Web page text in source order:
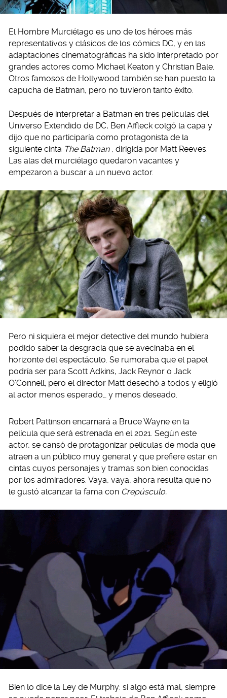
El Hombre Murciélago es uno de los héroes más
representativos y clásicos de los cómics DC, y en las
adaptaciones cinematográficas ha sido interpretado por
grandes actores como Michael Keaton y Christian Bale.
Otros famosos de Hollywood también se han puesto la
capucha de Batman, pero no tuvieron tanto éxito.
Después de interpretar a Batman en tres películas del
Universo Extendido de DC, Ben Affleck colgó la capa y
dijo que no participaría como protagonista de la
siguiente cinta The Batman , dirigida por Matt Reeves.
Las alas del murciélago quedaron vacantes y
empezaron a buscar a un nuevo actor.
Pero ni siquiera el mejor detective del mundo hubiera
podido saber la desgracia que se avecinaba en el
horizonte del espectáculo. Se rumoraba que el papel
podría ser para Scott Adkins, Jack Reynor o Jack
O’Connell; pero el director Matt desechó a todos y eligió
al actor menos esperado… y menos deseado.
Robert Pattinson encarnará a Bruce Wayne en la
película que será estrenada en el 2021. Según este
actor, se cansó de protagonizar películas de moda que
atraen a un público muy general y que prefiere estar en
cintas cuyos personajes y tramas son bien conocidas
por los admiradores. Vaya, vaya, ahora resulta que no
le gustó alcanzar la fama con Crepúsculo.
Bien lo dice la Ley de Murphy: si algo está mal, siempre